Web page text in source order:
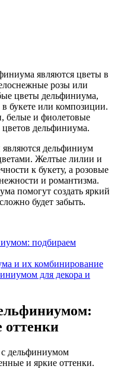
являются цветы в
розы или
цветы дельфиниума,
букете или композиции.
белые и фиолетовые
дельфиниума.
дельфиниум
Желтые лилии и
к букету, а розовые
и романтизма.
помогут создать яркий
будет забыть.
подбираем
и их комбинирование
для декора и
оттенки
с дельфиниумом
и яркие оттенки.